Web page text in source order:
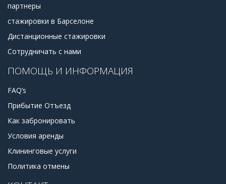
партнеры
стажировки в Барселоне
Дистанционные стажировки
Сотрудничать с нами
ПОМОЩЬ И ИНФОРМАЦИЯ
FAQ’s
Прибытие Отъезд
Как забронировать
Условия аренды
Клининговые услуги
Политика отмены